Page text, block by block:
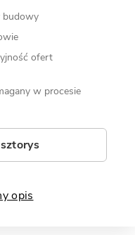
budowy
ofert
w procesie
opis